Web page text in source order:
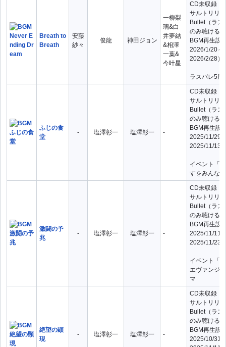
Breath to
Breath
安藤
紗々
俊龍 神田ジョン
一柳梨
璃&白
井夢結
&相澤
一葉&
今叶星
CD未収録（
サルトリリ
Bullet（ラス
のみ聴ける
BGM再生設
2026/1/20～
2026/2/28）
ラスバレ5周
ふじの食
堂
- 塩澤彰一 塩澤彰一 -
CD未収録（
サルトリリ
Bullet（ラス
のみ聴ける
BGM再生設
2025/11/29
2025/11/13
イベント「
すをみんな
激闘の予
兆
- 塩澤彰一 塩澤彰一 -
CD未収録（
サルトリリ
Bullet（ラス
のみ聴ける
BGM再生設
2025/11/11
2025/11/23
イベント「
エヴァンジ
マ
絶望の顕
現
- 塩澤彰一 塩澤彰一 -
CD未収録（
サルトリリ
Bullet（ラス
のみ聴ける
BGM再生設
2025/10/31